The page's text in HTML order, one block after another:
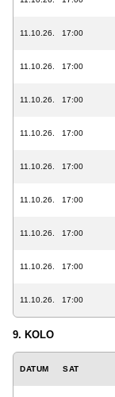
11.10.26. 17:00
11.10.26. 17:00
11.10.26. 17:00
11.10.26. 17:00
11.10.26. 17:00
11.10.26. 17:00
11.10.26. 17:00
11.10.26. 17:00
11.10.26. 17:00
9. KOLO
DATUM SAT